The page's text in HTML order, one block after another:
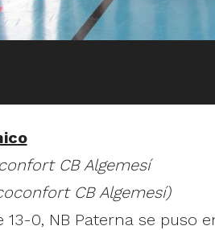
CB Algemesí
CB Algemesí)
13-0, NB Paterna se